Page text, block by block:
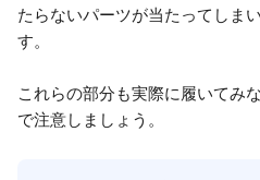
たらないパーツが当たってしま
す。
これらの部分も実際に履いてみ
で注意しましょう。